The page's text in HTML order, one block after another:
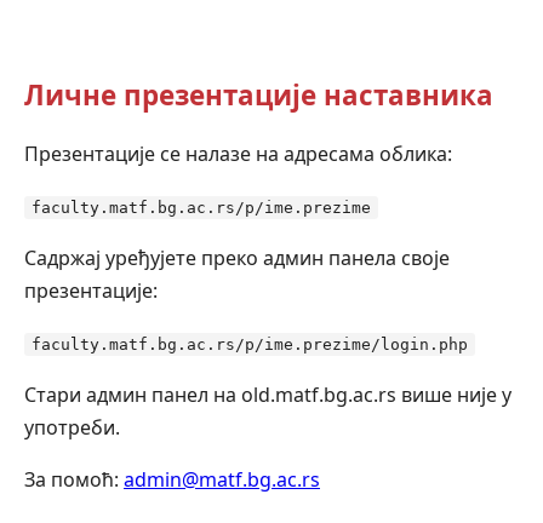
Личне презентације наставника
Презентације се налазе на адресама облика:
faculty.matf.bg.ac.rs/p/ime.prezime
Садржај уређујете преко админ панела своје
презентације:
faculty.matf.bg.ac.rs/p/ime.prezime/login.php
Стари админ панел на old.matf.bg.ac.rs више није у
употреби.
За помоћ: admin@matf.bg.ac.rs